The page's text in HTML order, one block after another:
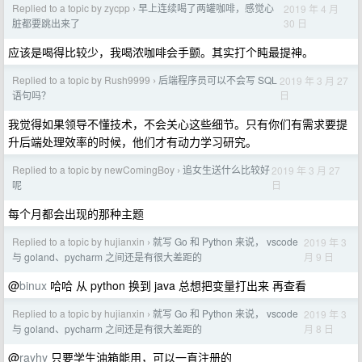
Replied to a topic by zycpp › 早上连续喝了两罐咖啡，感觉心
脏都要跳出来了
2019 年 4 月
30 日
应该是喝得比较少，我喝浓咖啡会手颤。其实打个盹最提神。
Replied to a topic by Rush9999 › 后端程序员可以不会写 SQL
语句吗？
2019 年 3 月 27
日
我觉得如果领导不懂技术，不会关心这些细节。只有你们有需求要提
升后端处理效率的时候，他们才有动力学习研究。
Replied to a topic by newComingBoy › 追女生送什么比较好
呢
2019 年 3 月 27
日
每个月都会出现的那种主题
Replied to a topic by hujianxin › 就写 Go 和 Python 来说， vscode
与 goland、pycharm 之间还是有很大差距的
2019 年 3
月 9 日
@binux 哈哈 从 python 换到 java 总想把变量打出来 再查看
Replied to a topic by hujianxin › 就写 Go 和 Python 来说， vscode
与 goland、pycharm 之间还是有很大差距的
2019 年 3
月 8 日
@rayhy 只要学生油箱能用，可以一直注册的